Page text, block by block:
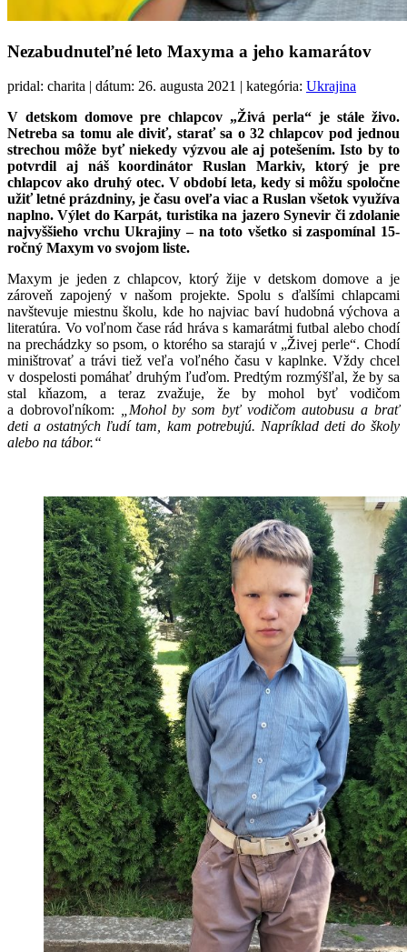
Nezabudnuteľné leto Maxyma a jeho kamarátov
pridal: charita | dátum: 26. augusta 2021 | kategória: Ukrajina
V detskom domove pre chlapcov „Živá perla“ je stále živo.
Netreba sa tomu ale diviť, starať sa o 32 chlapcov pod jednou
strechou môže byť niekedy výzvou ale aj potešením. Isto by to
potvrdil aj náš koordinátor Ruslan Markiv, ktorý je pre
chlapcov ako druhý otec. V období leta, kedy si môžu spoločne
užiť letné prázdniny, je času oveľa viac a Ruslan všetok využíva
naplno. Výlet do Karpát, turistika na jazero Synevir či zdolanie
najvyššieho vrchu Ukrajiny – na toto všetko si zaspomínal 15-
ročný Maxym vo svojom liste.
Maxym je jeden z chlapcov, ktorý žije v detskom domove a je
zároveň zapojený v našom projekte. Spolu s ďalšími chlapcami
navštevuje miestnu školu, kde ho najviac baví hudobná výchova a
literatúra. Vo voľnom čase rád hráva s kamarátmi futbal alebo chodí
na prechádzky so psom, o ktorého sa starajú v „Živej perle“. Chodí
miništrovať a trávi tiež veľa voľného času v kaplnke. Vždy chcel
v dospelosti pomáhať druhým ľuďom. Predtým rozmýšľal, že by sa
stal kňazom, a teraz zvažuje, že by mohol byť vodičom
a dobrovoľníkom:
„Mohol by som byť vodičom autobusu a brať
deti a ostatných ľudí tam, kam potrebujú. Napríklad deti do školy
alebo na tábor.“